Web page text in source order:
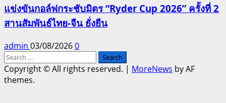
แข่งขันกอล์ฟกระชับมิตร “Ryder Cup 2026” ครั้งที่ 2
สานสัมพันธ์ไทย-จีน ยั่งยืน
admin 03/08/20260
Search
for:
Copyright © All rights reserved. | MoreNews by AF
themes.